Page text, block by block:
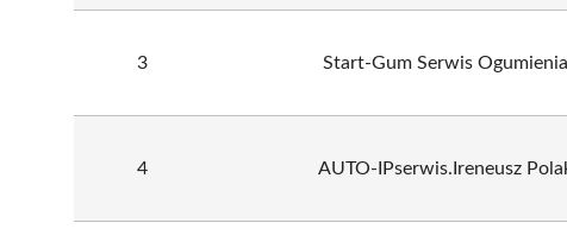
3 Start-Gum Serwis Ogumienia
4 AUTO-IPserwis.Ireneusz